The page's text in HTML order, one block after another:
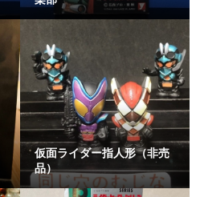
仮面ライダー指人形（非売
品）